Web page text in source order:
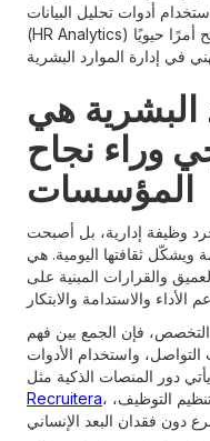
أدوات تحليل البيانات
(HR Analytics) لاتخاذ قرارات قائمة على الأدلة، أصبح أمرًا حيويًا
البشرية هي
وراء نجاح
المؤسسات
وظيفة إدارية، بل أصبحت
ويشكّل ثقافتها اليومية. هي
والقرارات المبنية على
فإن الجمع بين فهم
التواصل، واستخدام الأدوات
دور المنصات الذكية مثل
Recruitera، التي تساعد فرق الموارد البشرية على تنظيم التوظيف،